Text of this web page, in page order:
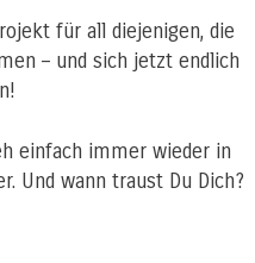
für all diejenigen, die
– und sich jetzt endlich
einfach immer wieder in
Und wann traust Du Dich?